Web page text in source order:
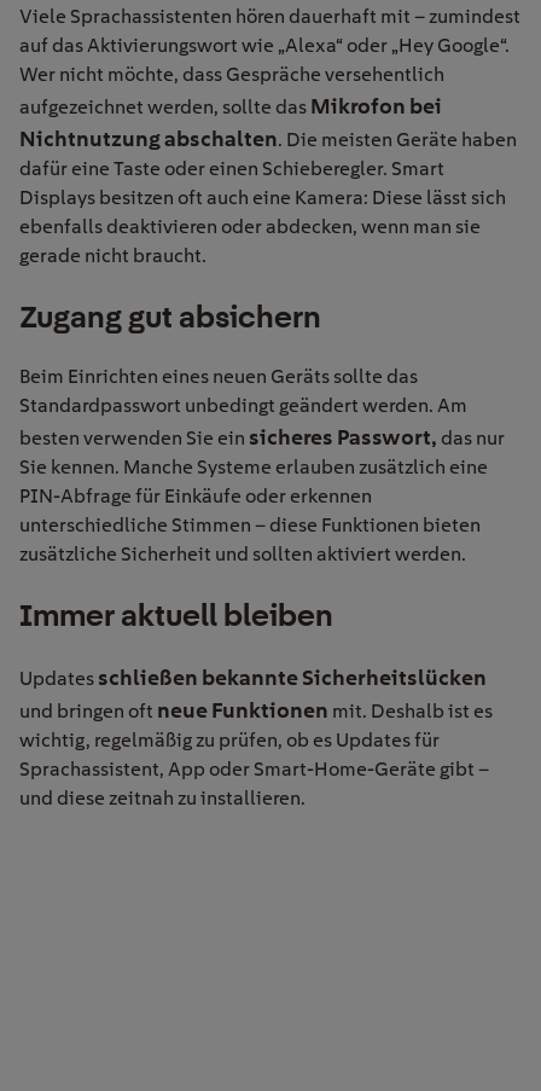
Viele Sprachassistenten hören dauerhaft mit – zumindest
auf das Aktivierungswort wie „Alexa“ oder „Hey Google“.
Wer nicht möchte, dass Gespräche versehentlich
aufgezeichnet werden, sollte das Mikrofon bei
Nichtnutzung abschalten. Die meisten Geräte haben
dafür eine Taste oder einen Schieberegler. Smart
Displays besitzen oft auch eine Kamera: Diese lässt sich
ebenfalls deaktivieren oder abdecken, wenn man sie
gerade nicht braucht.
Zugang gut absichern
Beim Einrichten eines neuen Geräts sollte das
Standardpasswort unbedingt geändert werden. Am
besten verwenden Sie ein sicheres Passwort, das nur
Sie kennen. Manche Systeme erlauben zusätzlich eine
PIN-Abfrage für Einkäufe oder erkennen
unterschiedliche Stimmen – diese Funktionen bieten
zusätzliche Sicherheit und sollten aktiviert werden.
Immer aktuell bleiben
Updates schließen bekannte Sicherheitslücken
und bringen oft neue Funktionen mit. Deshalb ist es
wichtig, regelmäßig zu prüfen, ob es Updates für
Sprachassistent, App oder Smart-Home-Geräte gibt –
und diese zeitnah zu installieren.